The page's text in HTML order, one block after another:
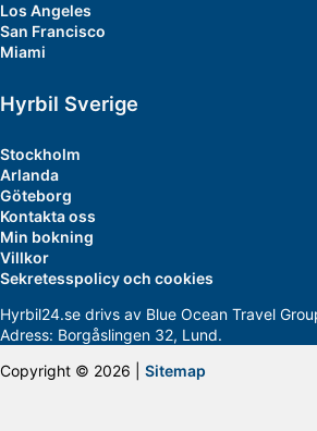
Los Angeles
San Francisco
Miami
Hyrbil Sverige
Stockholm
Arlanda
Göteborg
Kontakta oss
Min bokning
Villkor
Sekretesspolicy och cookies
Hyrbil24.se drivs av Blue Ocean Travel
Adress: Borgåslingen 32, Lund.
Copyright © 2026 | Sitemap